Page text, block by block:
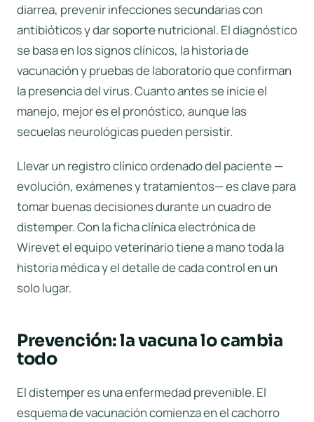
diarrea, prevenir infecciones secundarias con
antibióticos y dar soporte nutricional. El diagnóstico
se basa en los signos clínicos, la historia de
vacunación y pruebas de laboratorio que confirman
la presencia del virus. Cuanto antes se inicie el
manejo, mejor es el pronóstico, aunque las
secuelas neurológicas pueden persistir.
Llevar un registro clínico ordenado del paciente —
evolución, exámenes y tratamientos— es clave para
tomar buenas decisiones durante un cuadro de
distemper. Con laficha clínica electrónica de
Wirevetel equipo veterinario tiene a mano toda la
historia médica y el detalle de cada control en un
solo lugar.
Prevención: la vacuna lo cambia
todo
El distemper es una enfermedad prevenible. El
esquema de vacunación comienza en el cachorro